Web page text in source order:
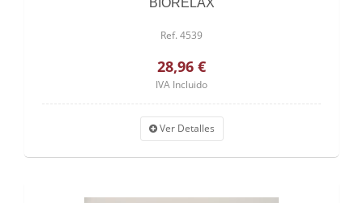
BIORELAX
Ref. 4539
28,96 €
IVA Incluido
Ver Detalles